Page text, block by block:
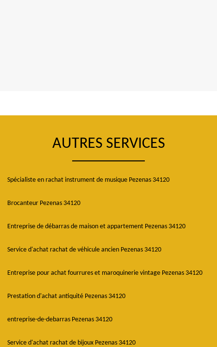
AUTRES SERVICES
Spécialiste en rachat instrument de musique Pezenas 34120
Brocanteur Pezenas 34120
Entreprise de débarras de maison et appartement Pezenas 34120
Service d'achat rachat de véhicule ancien Pezenas 34120
Entreprise pour achat fourrures et maroquinerie vintage Pezenas 34120
Prestation d'achat antiquité Pezenas 34120
entreprise-de-debarras Pezenas 34120
Service d'achat rachat de bijoux Pezenas 34120